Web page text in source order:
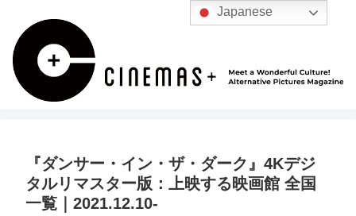
『ダンサー・イン・ザ・ダーク』4Kデジ
タルリマスター版：上映する映画館 全国
一覧｜2021.12.10-
Japanese